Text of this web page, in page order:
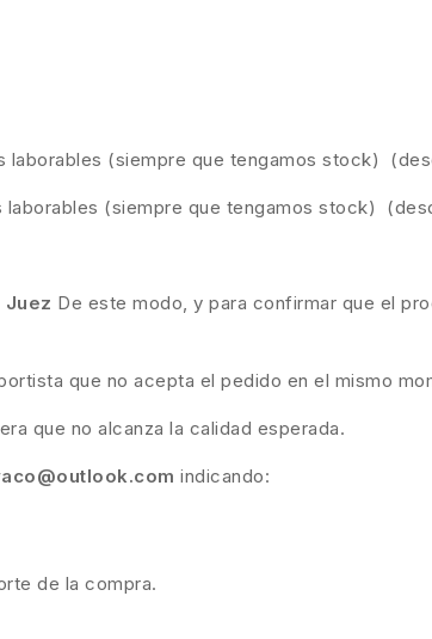
laborables (siempre que tengamos stock)
(siempre que tengamos stock)
Juez De este modo, y para confirmar que el
que no acepta el pedido en el mismo
que no alcanza la calidad esperada.
indicando:
de la compra.